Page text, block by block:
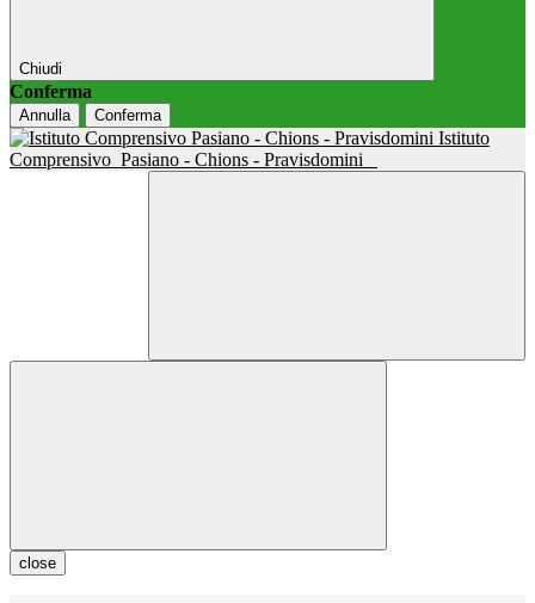
Chiudi
Conferma
Annulla Conferma
Istituto
Comprensivo Pasiano - Chions - Pravisdomini
close